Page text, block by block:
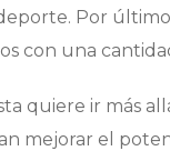
Por
con una
quiere ir más
mejorar el